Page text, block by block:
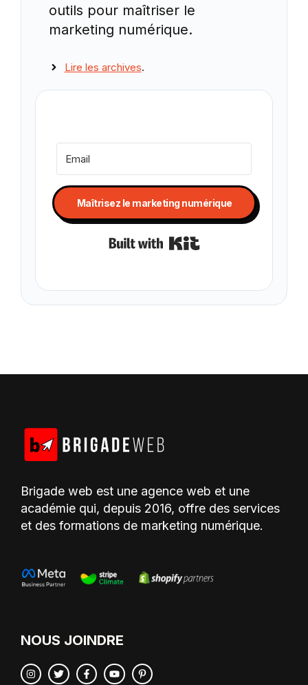
outils pour maîtriser le
marketing numérique.
Lire les archives.
Maîtrisez le marketing numérique
Brigade web est une agence web et une
académie qui, depuis 2016, offre des services
et des formations de marketing numérique.
NOUS JOINDRE